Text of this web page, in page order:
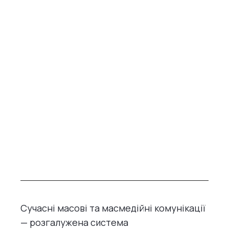
Сучасні масові та масмедійні комунікації
— розгалужена система